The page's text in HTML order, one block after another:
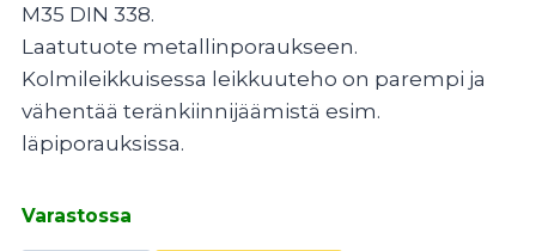
M35 DIN 338.
Laatutuote metallinporaukseen.
Kolmileikkuisessa leikkuuteho on parempi ja
vähentää teränkiinnijäämistä esim.
läpiporauksissa.
Varastossa